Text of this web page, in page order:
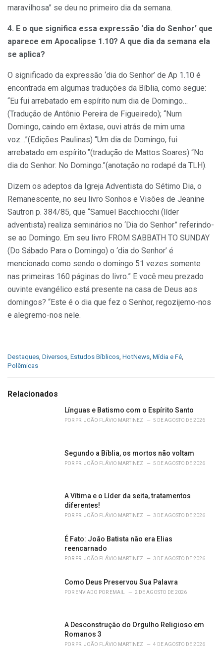
maravilhosa” se deu no primeiro dia da semana.
4. E o que significa essa expressão ‘dia do Senhor’ que
aparece em Apocalipse 1.10? A que dia da semana ela
se aplica?
O significado da expressão ‘dia do Senhor’ de Ap 1.10 é
encontrada em algumas traduções da Bíblia, como segue:
“Eu fui arrebatado em espírito num dia de Domingo…
(Tradução de Antônio Pereira de Figueiredo); “Num
Domingo, caindo em êxtase, ouvi atrás de mim uma
voz…”(Edições Paulinas) “Um dia de Domingo, fui
arrebatado em espírito.”(tradução de Mattos Soares) “No
dia do Senhor: No Domingo.”(anotação no rodapé da TLH).
Dizem os adeptos da Igreja Adventista do Sétimo Dia, o
Remanescente, no seu livro Sonhos e Visões de Jeanine
Sautron p. 384/85, que “Samuel Bacchiocchi (líder
adventista) realiza seminários no ‘Dia do Senhor” referindo-
se ao Domingo. Em seu livro FROM SABBATH TO SUNDAY
(Do Sábado Para o Domingo) o ‘dia do Senhor’ é
mencionado como sendo o domingo 51 vezes somente
nas primeiras 160 páginas do livro.” E você meu prezado
ouvinte evangélico está presente na casa de Deus aos
domingos? “Este é o dia que fez o Senhor, regozijemo-nos
e alegremo-nos nele.
C
a
g
Destaques Diversos Estudos Bíblicos HotNews Mídia e Fé
Polêmicas
Relacionados
Línguas e Batismo com o Espírito Santo
POR PR. JOÃO FLÁVIO MARTINEZ 5 DE AGOSTO DE 2026
Segundo a Bíblia, os mortos não voltam
POR PR. JOÃO FLÁVIO MARTINEZ 5 DE AGOSTO DE 2026
A Vítima e o Líder da seita, tratamentos
diferentes!
POR PR. JOÃO FLÁVIO MARTINEZ 3 DE AGOSTO DE 2026
É Fato: João Batista não era Elias
reencarnado
POR PR. JOÃO FLÁVIO MARTINEZ 3 DE AGOSTO DE 2026
Como Deus Preservou Sua Palavra
POR ENVIADO POR EMAIL 2 DE AGOSTO DE 2026
A Desconstrução do Orgulho Religioso em
Romanos 3
POR PR. JOÃO FLÁVIO MARTINEZ 4 DE AGOSTO DE 2026